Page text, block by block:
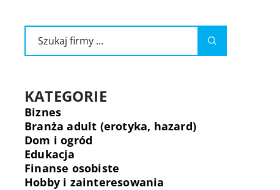
KATEGORIE
Biznes
Branża adult (erotyka, hazard)
Dom i ogród
Edukacja
Finanse osobiste
Hobby i zainteresowania